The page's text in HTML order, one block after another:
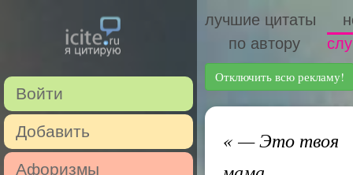
Войти
Добавить
Афоризмы
лучшие цитаты
по автору
Отключить всю рекламу!
«— Это твоя